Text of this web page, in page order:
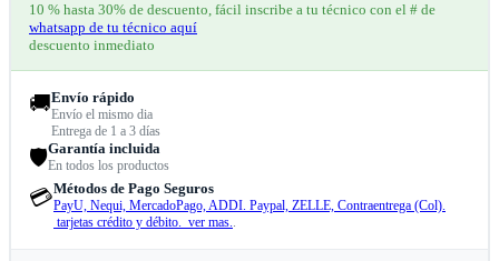
10 % hasta 30% de descuento, fácil inscribe a tu técnico con el # de
whatsapp de tu técnico aquí
descuento inmediato
🚚Envío rápido
Envío el mismo dia
Entrega de 1 a 3 días
🛡️Garantía incluida
En todos los productos
💳Métodos de Pago Seguros
PayU, Nequi, MercadoPago, ADDI. Paypal, ZELLE, Contraentrega (Col).
tarjetas crédito y débito. ver mas..